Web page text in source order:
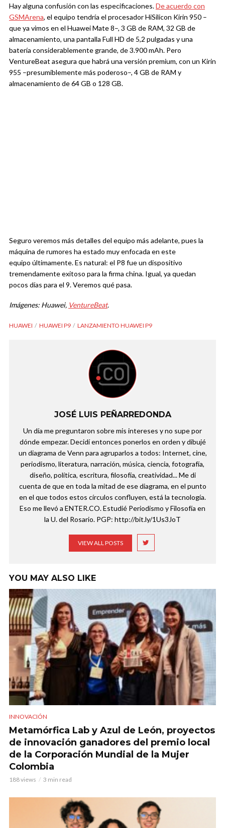
Hay alguna confusión con las especificaciones.De acuerdo con
GSMArena, el equipo tendría el procesador HiSilicon Kirin 950 –
que ya vimos en el Huawei Mate 8–, 3 GB de RAM, 32 GB de
almacenamiento, una pantalla Full HD de 5,2 pulgadas y una
batería considerablemente grande, de 3.900 mAh. Pero
VentureBeat asegura que habrá una versión premium, con un Kirin
955 –presumiblemente más poderoso–, 4 GB de RAM y
almacenamiento de 64 GB o 128 GB.
Seguro veremos más detalles del equipo más adelante, pues la
máquina de rumores ha estado muy enfocada en este
equipo últimamente. Es natural: el P8 fue un dispositivo
tremendamente exitoso para la firma china. Igual, ya quedan
pocos días para el 9. Veremos qué pasa.
Imágenes: Huawei, VentureBeat.
HUAWEI HUAWEI P9 LANZAMIENTO HUAWEI P9
JOSÉ LUIS PEÑARREDONDA
Un día me preguntaron sobre mis intereses y no supe por
dónde empezar. Decidí entonces ponerlos en orden y dibujé
un diagrama de Venn para agruparlos a todos: Internet, cine,
periodismo, literatura, narración, música, ciencia, fotografía,
diseño, política, escritura, filosofía, creatividad... Me di
cuenta de que en toda la mitad de ese diagrama, en el punto
en el que todos estos círculos confluyen, está la tecnología.
Eso me llevó a ENTER.CO. Estudié Periodismo y Filosofía en
la U. del Rosario. PGP: http://bit.ly/1Us3JoT
VIEW ALL POSTS
YOU MAY ALSO LIKE
INNOVACIÓN
Metamórfica Lab y Azul de León, proyectos
de innovación ganadores del premio local
de la Corporación Mundial de la Mujer
Colombia
188 views 3 min read